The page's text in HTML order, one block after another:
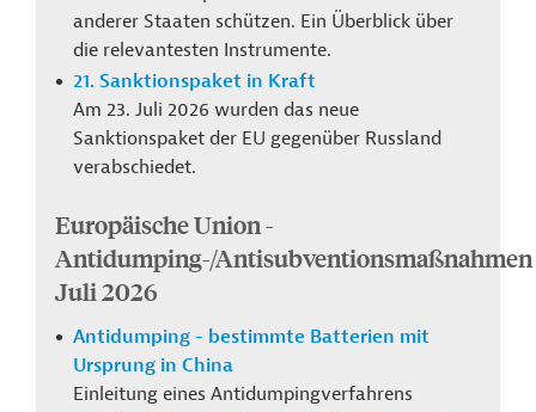
anderer Staaten schützen. Ein Überblick über
die relevantesten Instrumente.
21. Sanktionspaket in Kraft
Am 23. Juli 2026 wurden das neue
Sanktionspaket der EU gegenüber Russland
verabschiedet.
Europäische Union -
Antidumping-/Antisubventionsmaßnahmen
Juli 2026
Antidumping - bestimmte Batterien mit
Ursprung in China
Einleitung eines Antidumpingverfahrens